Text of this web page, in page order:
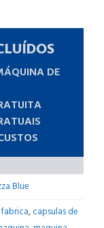
DE
Blue
,capsulas de